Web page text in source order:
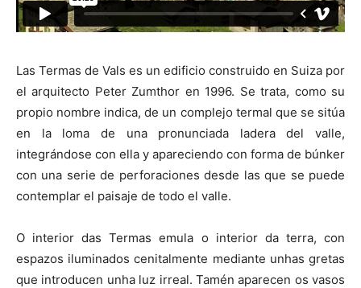
Las Termas de Vals es un edificio construido en Suiza por
el arquitecto Peter Zumthor en 1996. Se trata, como su
propio nombre indica, de un complejo termal que se sitúa
en la loma de una pronunciada ladera del valle,
integrándose con ella y apareciendo con forma de búnker
con una serie de perforaciones desde las que se puede
contemplar el paisaje de todo el valle.
O interior das Termas emula o interior da terra, con
espazos iluminados cenitalmente mediante unhas gretas
que introducen unha luz irreal. Tamén aparecen os vasos